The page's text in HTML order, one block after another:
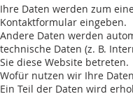
Ihre Daten werden zum
Kontaktformular eingeben.
Andere Daten werden
technische Daten (z. B.
Sie diese Website betreten.
Wofür nutzen wir Ihre
Ein Teil der Daten wird